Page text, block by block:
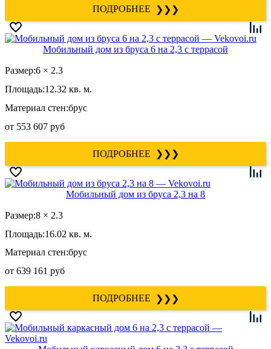
❯❯❯
Мобильный дом из бруса 6 на 2,3 с террасой
Размер:6 × 2.3
Площадь:12.32 кв. м.
Материал стен:брус
от 553 607 руб
❯❯❯
Мобильный дом из бруса 2,3 на 8
Размер:8 × 2.3
Площадь:16.02 кв. м.
Материал стен:брус
от 639 161 руб
❯❯❯